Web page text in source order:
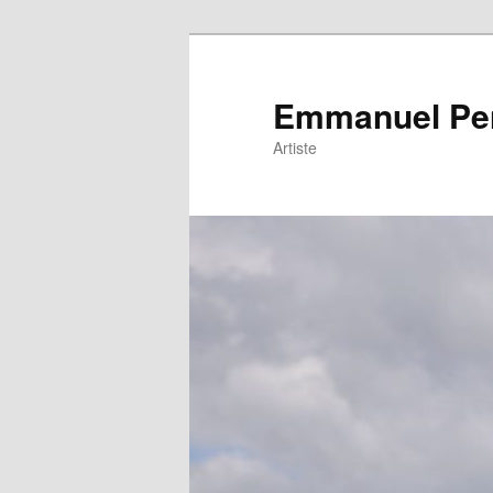
Emmanuel
Artiste